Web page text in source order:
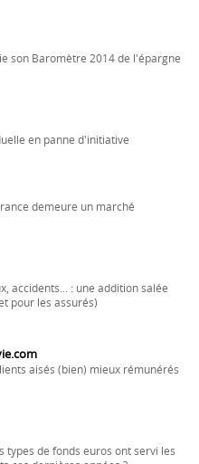
son Baromètre 2014 de l'épargne
en panne d'initiative
demeure un marché
accidents... : une addition salée
pour les assurés)
aisés (bien) mieux rémunérés
types de fonds euros ont servi les